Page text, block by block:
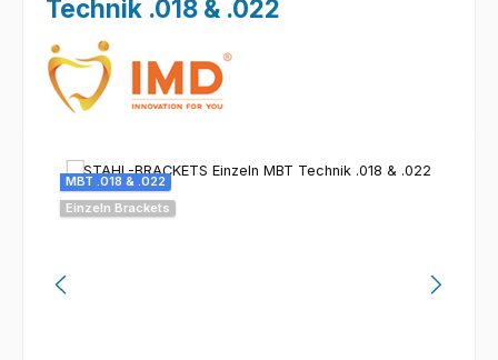
Technik .018 & .022
Bildergalerie überspringen
MBT .018 & .022
Einzeln Brackets